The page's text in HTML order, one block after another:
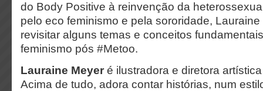
do Body Positive à reinvenção da
pelo eco feminismo e pela sororidade,
revisitar alguns temas e conceitos
feminismo pós #Metoo.
Lauraine Meyer é ilustradora e diretora
Acima de tudo, adora contar histórias, num